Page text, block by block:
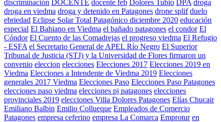
discriminación DOCENTE docente feb Dolores Tubio DPA droga
droga en viedma droga y detenido en Patagones drone splif duelo
ebriedad Eclipse Solar Total Patagónico diciembre 2020 educación
especial El Bahiano en Viedma el bañado patagones el condor El
Cóndor El Cuento de las Comadrejas el progreso viedma El Refugio
- ESFA el Secretario General de APEL Río Negro El Superior
Tribunal de Justicia (STJ) y la Universidad de Flores firmaron un
convenio eleccion elecciones Elecciones 2017 Elecciones 2019 en
Viedma Elecciones a Intendente de Viedma 2019 Elecciones
generales 2017 Viedma Elecciones Paso Elecciones Paso Patagones
elecciones paso viedma elecciones pj patagones elecciones
provinciales 2019 elecciones Villa Dolores Patagones Elías Chucair
Emiliano Balbin Emilio Collueque Empleados de Comercio
Patagones empresa ceferino empresa La Comarca Emprotur en